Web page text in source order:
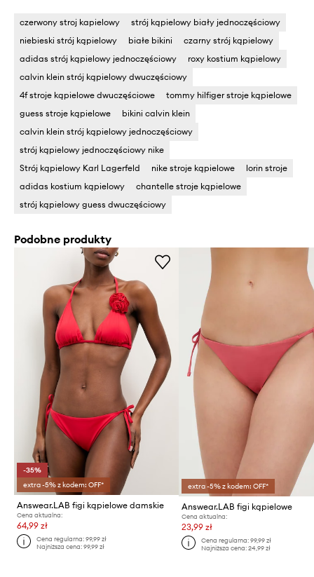
czerwony stroj kapielowy
strój kąpielowy biały jednoczęściowy
niebieski strój kąpielowy
białe bikini
czarny strój kąpielowy
adidas strój kąpielowy jednoczęściowy
roxy kostium kąpielowy
calvin klein strój kąpielowy dwuczęściowy
4f stroje kąpielowe dwuczęściowe
tommy hilfiger stroje kąpielowe
guess stroje kąpielowe
bikini calvin klein
calvin klein strój kąpielowy jednoczęściowy
strój kąpielowy jednoczęściowy nike
Strój kąpielowy Karl Lagerfeld
nike stroje kąpielowe
lorin stroje
adidas kostium kąpielowy
chantelle stroje kąpielowe
strój kąpielowy guess dwuczęściowy
Podobne produkty
-35%
extra -5% z kodem: OFF*
Answear.LAB figi kąpielowe damskie
Cena aktualna:
64,99 zł
Cena regularna:99,99 zł
Najniższa cena:99,99 zł
extra -5% z kodem: OFF*
Answear.LAB figi kąpielowe
Cena aktualna:
23,99 zł
Cena regularna: 99,99 zł
Najniższa cena: 24,99 zł